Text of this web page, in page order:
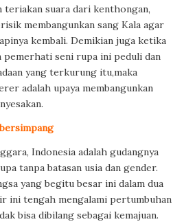
teriakan suara dari kenthongan,
membangunkan sang Kala agar
kembali. Demikian juga ketika
pemerhati seni rupa ini peduli dan
yang terkurung itu,maka
adalah upaya membangunkan
Indonesia adalah gudangnya
tanpa batasan usia dan gender.
yang begitu besar ini dalam dua
ini tengah mengalami pertumbuhan
bisa dibilang sebagai kemajuan.